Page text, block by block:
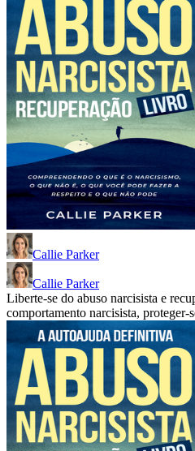
Callie Parker
Callie Parker
Liberte-se do abuso narcisista e
comportamento narcisista,